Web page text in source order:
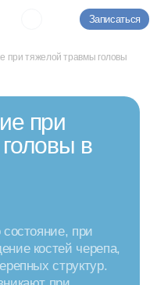
Записаться
при тяжелой травмы головы
при
в
при
костей черепа,
структур.